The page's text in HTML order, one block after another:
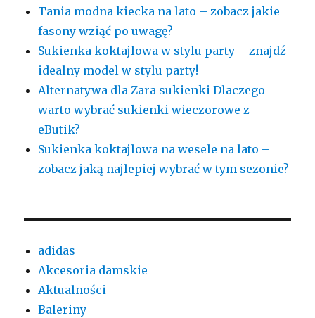
Tania modna kiecka na lato – zobacz jakie
fasony wziąć po uwagę?
Sukienka koktajlowa w stylu party – znajdź
idealny model w stylu party!
Alternatywa dla Zara sukienki Dlaczego
warto wybrać sukienki wieczorowe z
eButik?
Sukienka koktajlowa na wesele na lato –
zobacz jaką najlepiej wybrać w tym sezonie?
adidas
Akcesoria damskie
Aktualności
Baleriny